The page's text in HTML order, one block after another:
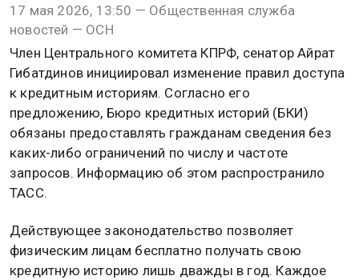
17 мая 2026, 13:50 — Общественная служба
новостей — ОСН
Член Центрального комитета КПРФ, сенатор Айрат
Гибатдинов инициировал изменение правил доступа
к кредитным историям. Согласно его
предложению, Бюро кредитных историй (БКИ)
обязаны предоставлять гражданам сведения без
каких-либо ограничений по числу и частоте
запросов. Информацию об этом распространило
ТАСС.
Действующее законодательство позволяет
физическим лицам бесплатно получать свою
кредитную историю лишь дважды в год. Каждое